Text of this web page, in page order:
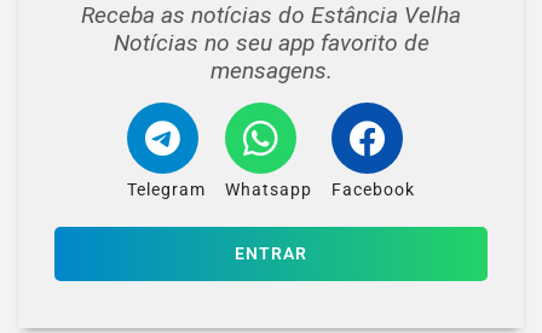
Receba as notícias do Estância Velha
Notícias no seu app favorito de
mensagens.
Telegram Whatsapp Facebook
ENTRAR